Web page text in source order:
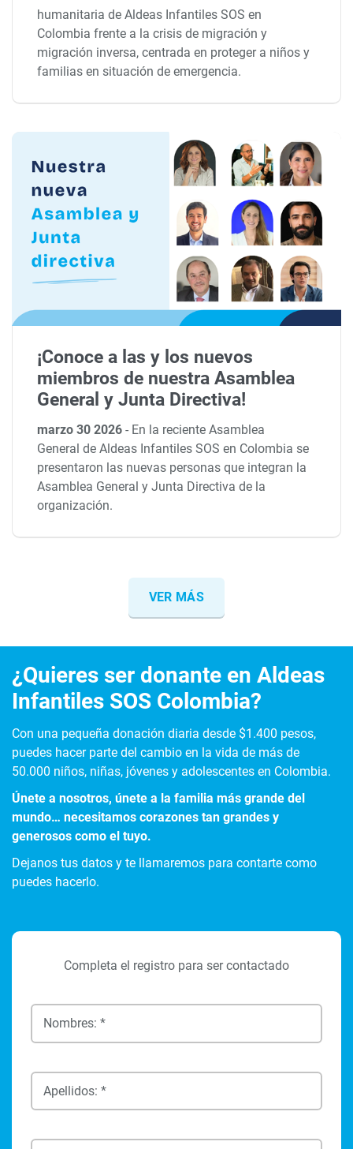
humanitaria de Aldeas Infantiles SOS en
Colombia frente a la crisis de migración y
migración inversa, centrada en proteger a niños y
familias en situación de emergencia.
¡Conoce a las y los nuevos
miembros de nuestra Asamblea
General y Junta Directiva!
marzo 30 2026- En la reciente Asamblea
General de Aldeas Infantiles SOS en Colombia se
presentaron las nuevas personas que integran la
Asamblea General y Junta Directiva de la
organización.
VER MÁS
¿Quieres ser donante en Aldeas
Infantiles SOS Colombia?
Con una pequeña donación diaria desde $1.400 pesos,
puedes hacer parte del cambio en la vida de más de
50.000 niños, niñas, jóvenes y adolescentes en Colombia.
Únete a nosotros, únete a la familia más grande del
mundo… necesitamos corazones tan grandes y
generosos como el tuyo.
Dejanos tus datos y te llamaremos para contarte como
puedes hacerlo.
Completa el registro para ser contactado
Nombres: *
Apellidos: *